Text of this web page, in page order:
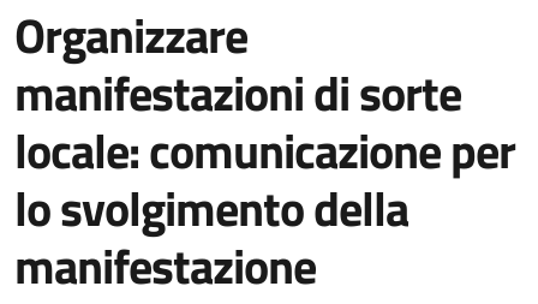
Organizzare
manifestazioni di sorte
locale: comunicazione per
lo svolgimento della
manifestazione